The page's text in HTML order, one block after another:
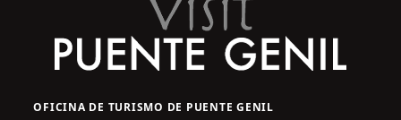
OFICINA DE TURISMO DE PUENTE GENIL